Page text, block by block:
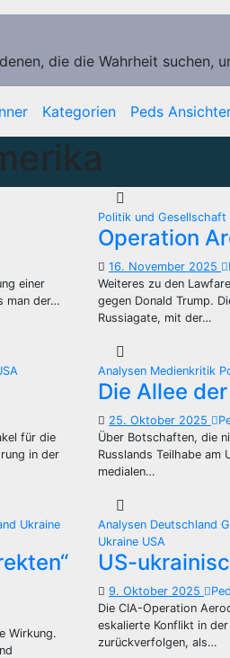
die die Wahrheit suchen,
Kategorien Peds
einer
man der…
Politik und Gesellschaft
Operation
16. November 2025
Weiteres zu den
gegen Donald Trump.
Russiagate, mit der…
für die
in der
Analysen Medienkritik
Die Allee
25. Oktober 2025
Über Botschaften, die
Russlands Teilhabe
medialen…
Ukraine
Wirkung.
Analysen Deutschland
Ukraine USA
US-
9. Oktober 2025
Ped
Die CIA-Operation
eskalierte Konflikt in
zurückverfolgen, als…